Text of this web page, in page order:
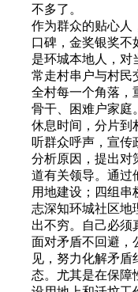
不多了。
作为群众的贴心人
口碑，金奖银奖不
是环城本地人，对
常走村串户与村民
全村每一个角落，
骨干、困难户家庭
休息时间，分片到
听群众呼声，宣传
分析原因，提出对
道有关领导。通过
用地建设；四组串
志深知环城社区地
出不穷。自己必须
面对矛盾不回避，
见，努力化解矛
态。尤其是在保障